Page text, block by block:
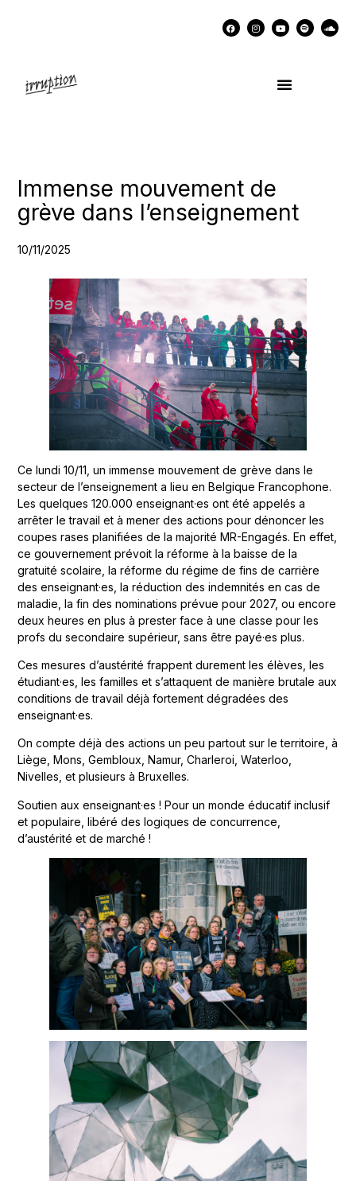
Immense mouvement de
grève dans l’enseignement
10/11/2025
Ce lundi 10/11, un immense mouvement de grève dans le
secteur de l’enseignement a lieu en Belgique Francophone.
Les quelques 120.000 enseignant·es ont été appelés a
arrêter le travail et à mener des actions pour dénoncer les
coupes rases planifiées de la majorité MR-Engagés. En effet,
ce gouvernement prévoit la réforme à la baisse de la
gratuité scolaire, la réforme du régime de fins de carrière
des enseignant·es, la réduction des indemnités en cas de
maladie, la fin des nominations prévue pour 2027, ou encore
deux heures en plus à prester face à une classe pour les
profs du secondaire supérieur, sans être payé·es plus.
Ces mesures d’austérité frappent durement les élèves, les
étudiant·es, les familles et s’attaquent de manière brutale aux
conditions de travail déjà fortement dégradées des
enseignant·es.
On compte déjà des actions un peu partout sur le territoire, à
Liège, Mons, Gembloux, Namur, Charleroi, Waterloo,
Nivelles, et plusieurs à Bruxelles.
Soutien aux enseignant·es ! Pour un monde éducatif inclusif
et populaire, libéré des logiques de concurrence,
d’austérité et de marché !